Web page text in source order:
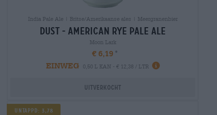
India Pale Ale | Britse/Amerikaanse ales | Meergranenbier
dust - american rye pale ale
Moon Lark
€ 6,19
EINWEG
0,50 L KAN - € 12,38 / LTR
Uitverkocht
Untappd: 3,78